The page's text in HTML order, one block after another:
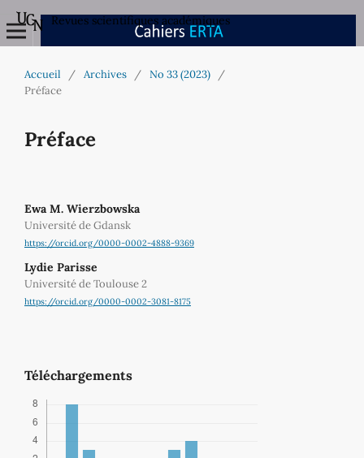
Revues scientifiques académiques
Accueil / Archives / No 33 (2023)
/
Préface
Préface
Ewa M. Wierzbowska
Université de Gdansk
https://orcid.org/0000-0002-4888-9369
Lydie Parisse
Université de Toulouse 2
https://orcid.org/0000-0002-3081-8175
Téléchargements